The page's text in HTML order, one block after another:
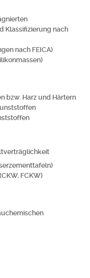
Klassifizierung nach
nach FEICA)
bzw. Harz und Härtern
FCKW)